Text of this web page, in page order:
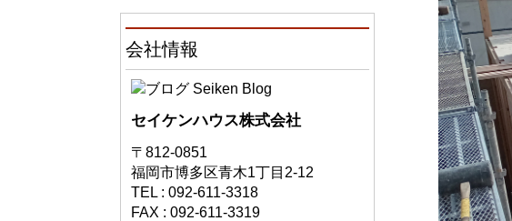
会社情報
セイケンハウス株式会社
〒812-0851
福岡市博多区青木1丁目2-12
TEL : 092-611-3318
FAX : 092-611-3319